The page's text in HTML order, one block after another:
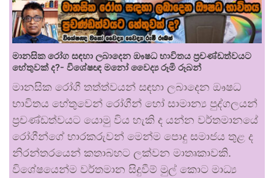
මානසික රෝග සඳහා ලබාදෙන ඖෂධ භාවිතය ප්‍රචණ්ඩත්වයට
හේතුවක් ද?- විශේෂඥ මනෝ වෛද්‍ය රූමි රූබන්
මානසික රෝගී තත්ත්වයන් සඳහා ලබාදෙන ඖෂධ
භාවිතය හේතුවෙන් රෝගීන් හෝ සාමාන්‍ය පුද්ගලයන්
ප්‍රචණ්ඩත්වයට යොමු විය හැකි ද යන්න වර්තමානයේ
රෝගීන්ගේ භාරකරුවන් මෙන්ම පොදු සමාජය තුළ ද
නිරන්තරයෙන් කතාබහට ලක්වන මාතෘකාවකි.
විශේෂයෙන්ම වර්තමාන සිදුවීම් මුල් කොට මාධ්‍ය